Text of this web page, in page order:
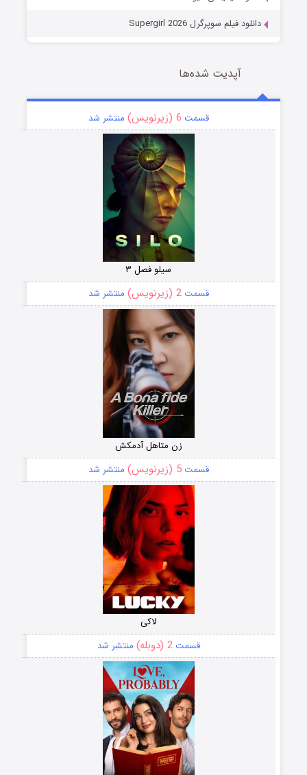
دانلود فیلم سوپرگرل Supergirl 2026
آپدیت شده‌ها
قسمت 6 (زیرنویس) منتشر شد
سیلو فصل ۳
قسمت2 (زیرنویس) منتشر شد
زن متاهل آدمکش
قسمت5 (زیرنویس) منتشر شد
لاکی
قسمت2 (دوبله) منتشر شد